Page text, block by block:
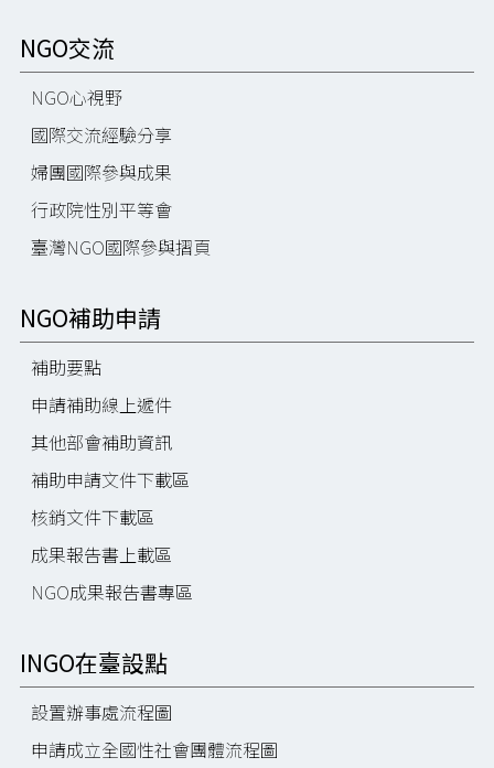
NGO交流
NGO心視野
國際交流經驗分享
婦團國際參與成果
行政院性別平等會
臺灣NGO國際參與摺頁
NGO補助申請
補助要點
申請補助線上遞件
其他部會補助資訊
補助申請文件下載區
核銷文件下載區
成果報告書上載區
NGO成果報告書專區
INGO在臺設點
設置辦事處流程圖
申請成立全國性社會團體流程圖